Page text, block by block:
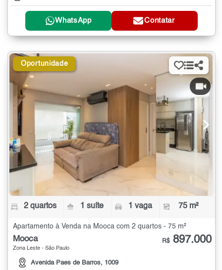
WhatsApp Contatar
Oportunidade
2 quartos 1 suíte 1 vaga 75 m²
Apartamento à Venda na Mooca com 2 quartos - 75 m²
Mooca
Zona Leste - São Paulo
Avenida Paes de Barros, 1009
R$ 897.000